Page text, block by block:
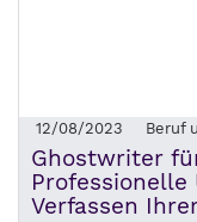
12/08/2023 Beruf
Ghostwriter
Verfassen